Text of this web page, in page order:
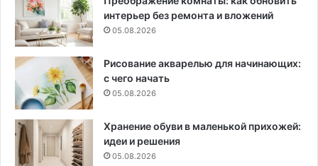
интерьер без ремонта и вложений
05.08.2026
Рисование акварелью для начинающих:
с чего начать
05.08.2026
Хранение обуви в маленькой прихожей:
идеи и решения
05.08.2026